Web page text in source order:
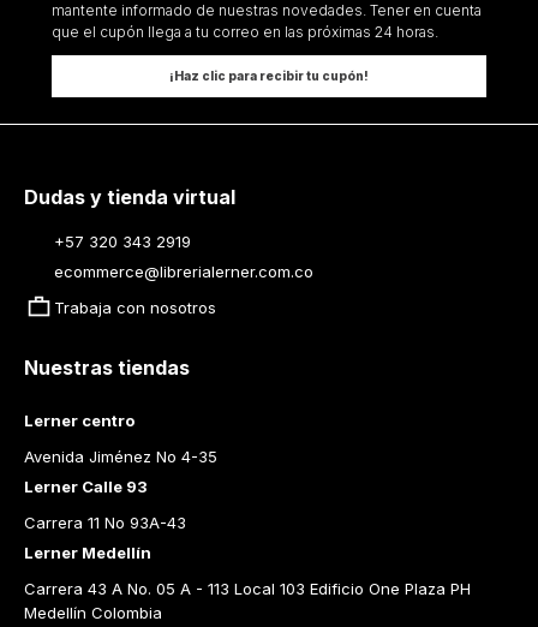
mantente informado de nuestras novedades. Tener en cuenta
que el cupón llega a tu correo en las próximas 24 horas.
¡Haz clic para recibir tu cupón!
Dudas y tienda virtual
+57 320 343 2919
ecommerce@librerialerner.com.co
Trabaja con nosotros
Nuestras tiendas
Lerner centro
Avenida Jiménez No 4-35
Lerner Calle 93
Carrera 11 No 93A-43
Lerner Medellín
Carrera 43 A No. 05 A - 113 Local 103 Edificio One Plaza PH
Medellín Colombia